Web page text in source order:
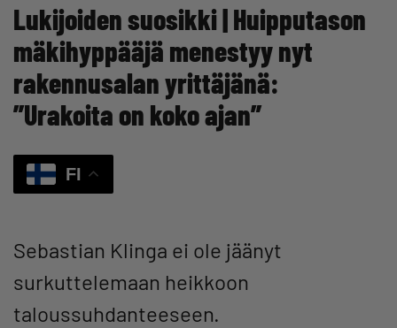
Lukijoiden suosikki | Huipputason
mäkihyppääjä menestyy nyt
rakennusalan yrittäjänä:
”Urakoita on koko ajan”
FI
Sebastian Klinga ei ole jäänyt
surkuttelemaan heikkoon
taloussuhdanteeseen.